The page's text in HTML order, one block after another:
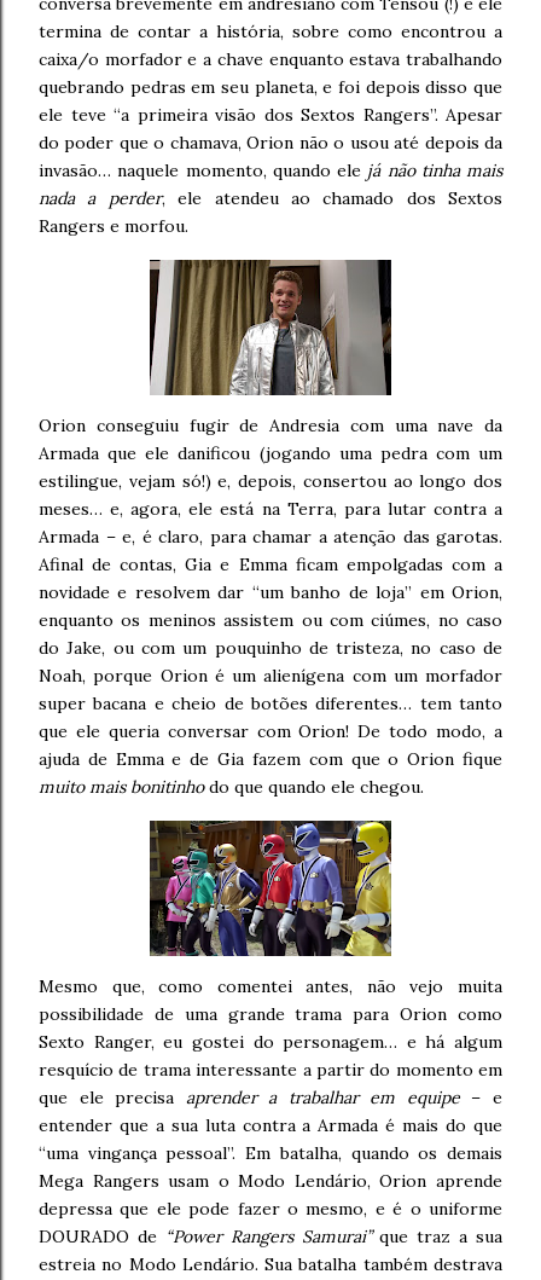
termina de contar a história, sobre como encontrou a
caixa/o morfador e a chave enquanto estava trabalhando
quebrando pedras em seu planeta, e foi depois disso que
ele teve “a primeira visão dos Sextos Rangers”. Apesar
do poder que o chamava, Orion não o usou até depois da
invasão… naquele momento, quando ele já não tinha mais
nada a perder, ele atendeu ao chamado dos Sextos
Rangers e morfou.
Orion conseguiu fugir de Andresia com uma nave da
Armada que ele danificou (jogando uma pedra com um
estilingue, vejam só!) e, depois, consertou ao longo dos
meses… e, agora, ele está na Terra, para lutar contra a
Armada – e, é claro, para chamar a atenção das garotas.
Afinal de contas, Gia e Emma ficam empolgadas com a
novidade e resolvem dar “um banho de loja” em Orion,
enquanto os meninos assistem ou com ciúmes, no caso
do Jake, ou com um pouquinho de tristeza, no caso de
Noah, porque Orion é um alienígena com um morfador
super bacana e cheio de botões diferentes… tem tanto
que ele queria conversar com Orion! De todo modo, a
ajuda de Emma e de Gia fazem com que o Orion fique
muito mais bonitinhodo que quando ele chegou.
Mesmo que, como comentei antes, não vejo muita
possibilidade de uma grande trama para Orion como
Sexto Ranger, eu gostei do personagem… e há algum
resquício de trama interessante a partir do momento em
que ele precisa aprender a trabalhar em equipe– e
entender que a sua luta contra a Armada é mais do que
“uma vingança pessoal”. Em batalha, quando os demais
Mega Rangers usam o Modo Lendário, Orion aprende
depressa que ele pode fazer o mesmo, e é o uniforme
DOURADO de “Power Rangers Samurai”que traz a sua
estreia no Modo Lendário. Sua batalha também destrava